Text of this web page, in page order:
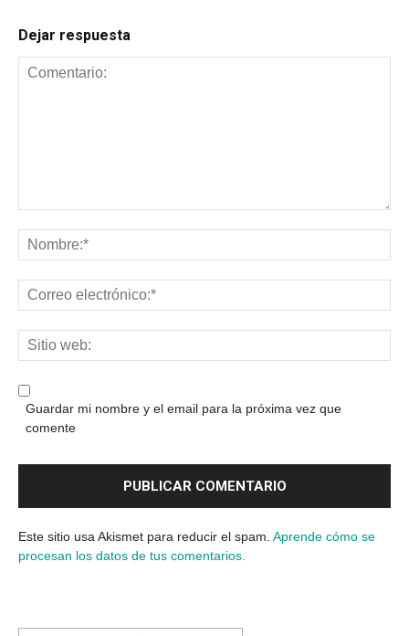
Dejar respuesta
Guardar mi nombre y el email para la próxima vez que
comente
Este sitio usa Akismet para reducir el spam. Aprende cómo se
procesan los datos de tus comentarios.